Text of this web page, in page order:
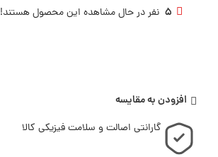
5 نفر در حال مشاهده این محصول هستند!
افزودن به مقایسه
گارانتی اصالت و سلامت فیزیکی کالا